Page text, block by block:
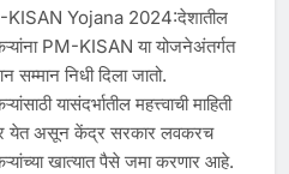
KISAN Yojana 2024:देशातील
PM-KISAN या योजनेअंतर्गत
सम्मान निधी दिला जातो.
यासंदर्भातील महत्त्वाची माहिती
येत असून केंद्र सरकार लवकरच
खात्यात पैसे जमा करणार आहे.